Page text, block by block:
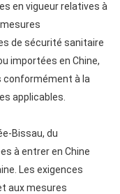
en vigueur relatives à
de sécurité sanitaire
importées en Chine,
conformément à la
applicables.
Bissau, du
à entrer en Chine
Les exigences
aux mesures